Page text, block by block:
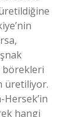
börekleri
üretiliyor.
hangi